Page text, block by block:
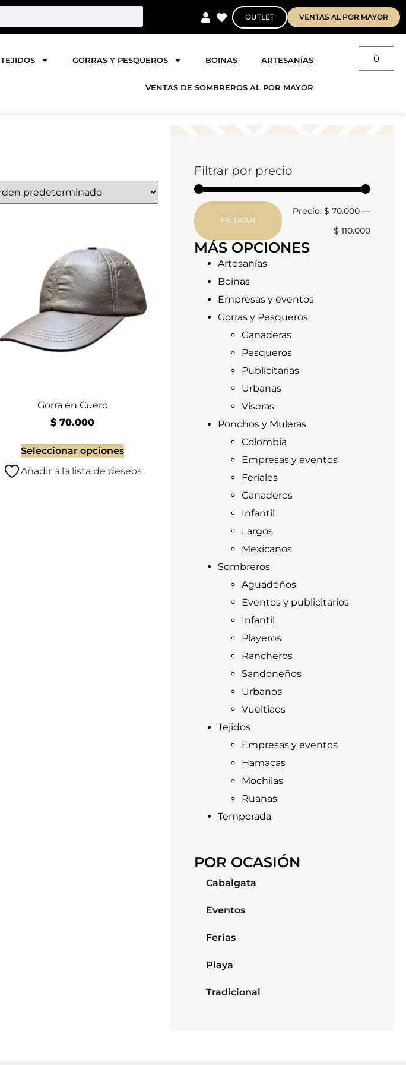
OUTLET VENTAS AL POR MAYOR
TEJIDOS GORRAS Y PESQUEROS BOINAS ARTESANÍAS
VENTAS DE SOMBREROS AL POR MAYOR
0
Gorra en Cuero
$ 70.000
Seleccionar opciones
Añadir a la lista de deseos
Filtrar por precio
FILTRAR
Precio: $ 70.000—
$ 110.000
MÁS OPCIONES
Artesanías
Boinas
Empresas y eventos
Gorras y Pesqueros
Ganaderas
Pesqueros
Publicitarias
Urbanas
Viseras
Ponchos y Muleras
Colombia
Empresas y eventos
Feriales
Ganaderos
Infantil
Largos
Mexicanos
Sombreros
Aguadeños
Eventos y publicitarios
Infantil
Playeros
Rancheros
Sandoneños
Urbanos
Vueltiaos
Tejidos
Empresas y eventos
Hamacas
Mochilas
Ruanas
Temporada
POR OCASIÓN
Cabalgata
Eventos
Ferias
Playa
Tradicional